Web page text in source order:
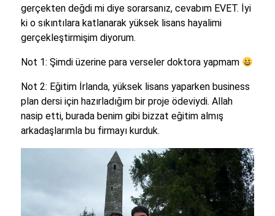
gerçekten değdi mi diye sorarsanız, cevabım EVET. İyi
ki o sıkıntılara katlanarak yüksek lisans hayalimi
gerçekleştirmişim diyorum.
Not 1: Şimdi üzerine para verseler doktora yapmam
Not 2: Eğitim İrlanda, yüksek lisans yaparken business
plan dersi için hazırladığım bir proje ödeviydi. Allah
nasip etti, burada benim gibi bizzat eğitim almış
arkadaşlarımla bu firmayı kurduk.